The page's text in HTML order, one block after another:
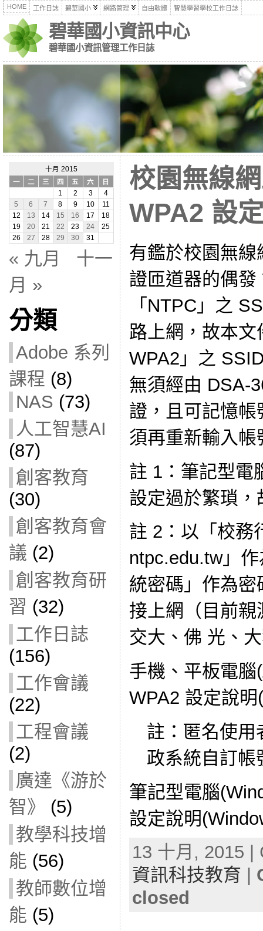
HOME 工作日誌 碧華國小 網路管理 自由軟體 智慧學習學校工作日誌
碧華國小資訊中心
碧華國小資訊管理工作日誌
十月 2015
一
二 三 四 五 六
日
1
2 3
4
5
6 7 8 9 10
11
12
13 14 15 16 17
18
19
20 21 22 23 24
25
26
27 28 29 30 31
« 九月
十一
月 »
分類
Adobe 系列
課程 (8)
NAS (73)
人工智慧AI
(87)
創客教育
(30)
創客教育會
議 (2)
創客教育研
習 (32)
工作日誌
(156)
工作會議
(22)
工程會議
(2)
廣達《游於
智》
(5)
教學科技增
能 (56)
教師數位增
能 (5)
校園無線
WPA2 設
有鑑於校園無
證匝道器的偶
「NTPC」之
路上網，故本
WPA2」之
無須經由 DSA-
證，且可記憶
須再重新輸入帳
註 1：筆記型電
設定過於繁瑣
註 2：以「校務
ntpc.edu.tw」
統密碼」作為
接上網（目前
交大、佛 光、
手機、平板電腦
WPA2 設定說明
註：匿名使用
政系統自訂帳
筆記型電腦
設定說明
13 十月, 2015
資訊科技教育 |
closed